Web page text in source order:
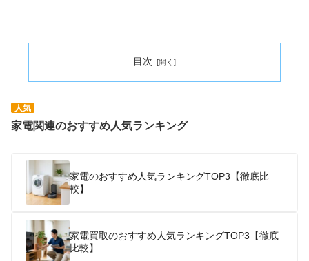
目次
人気
家電関連のおすすめ人気ランキング
家電のおすすめ人気ランキングTOP3【徹底比
較】
家電買取のおすすめ人気ランキングTOP3【徹底
比較】